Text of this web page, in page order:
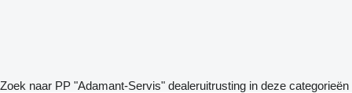
Zoek naar PP "Adamant-Servis" dealeruitrusting in deze categorieën